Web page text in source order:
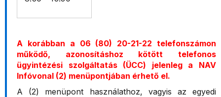
A korábban a 06 (80) 20-21-22 telefonszámon
működő, azonosításhoz kötött telefonos
ügyintézési szolgáltatás (ÜCC) jelenleg a NAV
Infóvonal (2) menüpontjában érhető el.
A (2) menüpont használathoz, vagyis az egyedi